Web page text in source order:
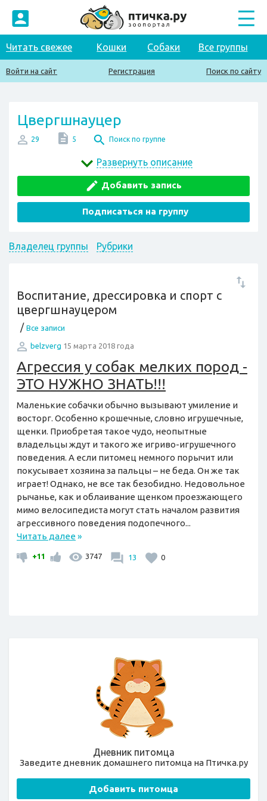
Читать свежее Кошки Собаки Все группы
Войти на сайт Регистрация Поиск по сайту
Цвергшнауцер
29 5 Поиск по группе
Развернуть описание
Добавить запись
Подписаться на группу
Владелец группы Рубрики
Воспитание, дрессировка и спорт с
цвергшнауцером
/ Все записи
belzverg 15 марта 2018 года
Агрессия у собак мелких пород -
ЭТО НУЖНО ЗНАТЬ!!!
Маленькие собачки обычно вызывают умиление и
восторг. Особенно крошечные, словно игрушечные,
щенки. Приобретая такое чудо, неопытные
владельцы ждут и такого же игриво-игрушечного
поведения. А если питомец немного порычит или
покусывает хозяина за пальцы – не беда. Он же так
играет! Однако, не все так безобидно. Недовольное
рычанье, как и облаивание щенком проезжающего
мимо велосипедиста могут стать началом развития
агрессивного поведения подопечного...
Читать далее»
+11 3747 13 0
Дневник питомца
Заведите дневник домашнего питомца на Птичка.ру
Добавить питомца